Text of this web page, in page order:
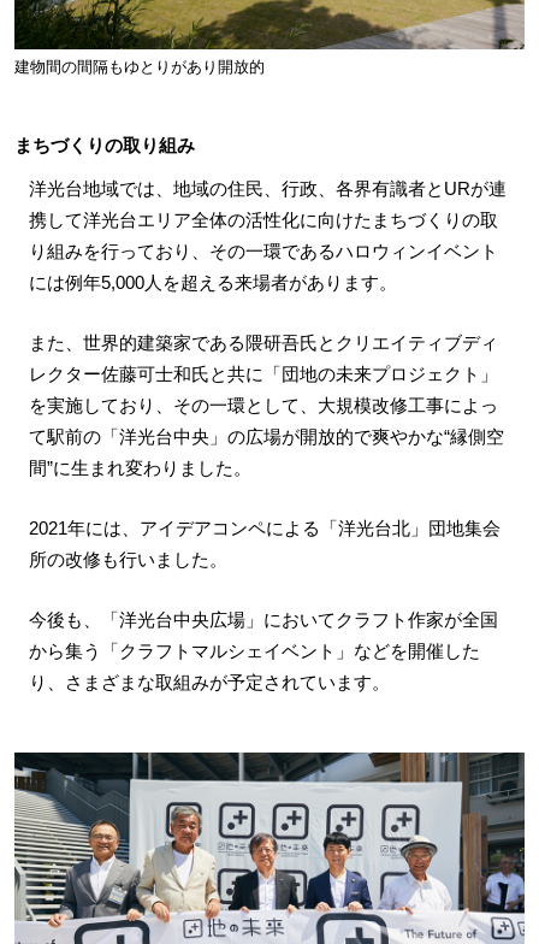
建物間の間隔もゆとりがあり開放的
まちづくりの取り組み
洋光台地域では、地域の住民、行政、各界有識者とURが連
携して洋光台エリア全体の活性化に向けたまちづくりの取
り組みを行っており、その一環であるハロウィンイベント
には例年5,000人を超える来場者があります。
また、世界的建築家である隈研吾氏とクリエイティブディ
レクター佐藤可士和氏と共に「団地の未来プロジェクト」
を実施しており、その一環として、大規模改修工事によっ
て駅前の「洋光台中央」の広場が開放的で爽やかな“縁側空
間”に生まれ変わりました。
2021年には、アイデアコンペによる「洋光台北」団地集会
所の改修も行いました。
今後も、「洋光台中央広場」においてクラフト作家が全国
から集う「クラフトマルシェイベント」などを開催した
り、さまざまな取組みが予定されています。